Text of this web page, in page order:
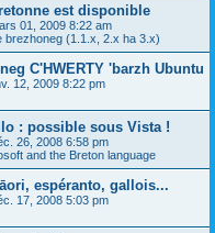
est disponible
01, 2009 8:22 am
brezhoneg (1.1.x, 2.x ha 3.x)
C'HWERTY 'barzh Ubuntu
12, 2009 8:22 pm
: possible sous Vista !
26, 2008 6:58 pm
and the Breton language
espéranto, gallois...
17, 2008 5:03 pm